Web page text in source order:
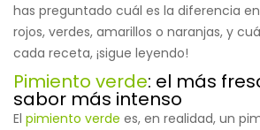
has preguntado cuál es la diferencia
rojos, verdes, amarillos o naranjas, y
cada receta, ¡sigue leyendo!
Pimiento verde: el más
sabor más intenso
El pimiento verde es, en realidad, un